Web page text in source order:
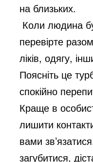
на близьких.
Коли людина
перевірте
ліків, одягу,
Поясніть це
спокійно
Краще в
лишити
вами
загубитися,